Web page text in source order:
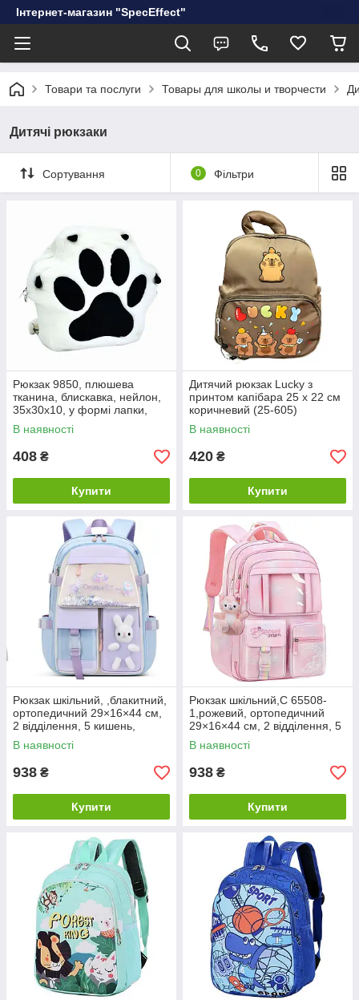
Інтернет-магазин "SpecEffect"
Товари та послуги Товары для школы и творчести
Дитячі рюкзаки
Сортування 0 Фільтри
Рюкзак 9850, плюшева
тканина, блискавка, нейлон,
35x30x10, у формі лапки,
білий
В наявності
408 ₴
Купити
Дитячий рюкзак Lucky з
принтом капібара 25 х 22 см
коричневий (25-605)
В наявності
420 ₴
Купити
Рюкзак шкільний, ,блакитний,
ортопедичний 29×16×44 см,
2 відділення, 5 кишень,
регульовані лямки, брелок, C
65508
В наявності
938 ₴
Купити
Рюкзак шкільний,C 65508-
1,рожевий, ортопедичний
29×16×44 см, 2 відділення, 5
кишень, регульовані лямки,
брелок,
В наявності
938 ₴
Купити